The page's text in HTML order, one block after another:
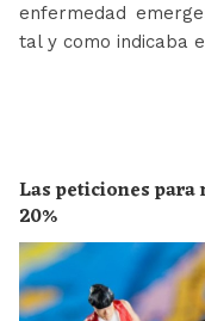
enfermedad
tal y como indicaba
Las peticiones
20%